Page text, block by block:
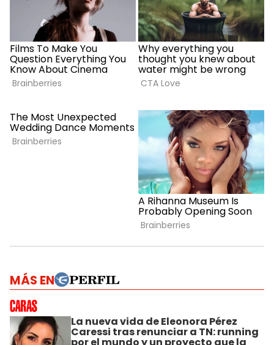
MÁS EN
La nueva vida de Eleonora Pérez
Caressi tras renunciar a TN: running
por el mundo y un proyecto que la